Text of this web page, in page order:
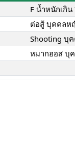
F น้ำหนักเกิ
ต่อสู้ บุคคลห
Shooting บุ
หมากฮอส บุ